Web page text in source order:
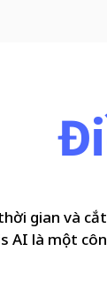
gian và
AI là một